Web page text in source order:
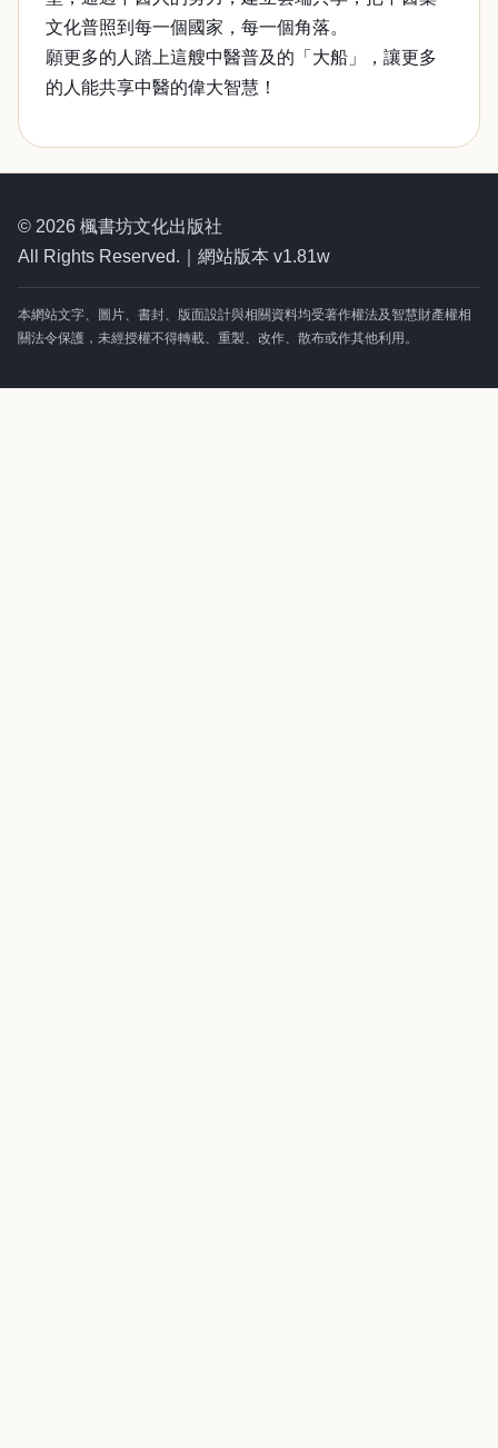
文化普照到每一個國家，每一個角落。
願更多的人踏上這艘中醫普及的「大船」，讓更多
的人能共享中醫的偉大智慧！
© 2026 楓書坊文化出版社
All Rights Reserved.｜網站版本 v1.81w
本網站文字、圖片、書封、版面設計與相關資料均受著作權法及智慧財產權相
關法令保護，未經授權不得轉載、重製、改作、散布或作其他利用。